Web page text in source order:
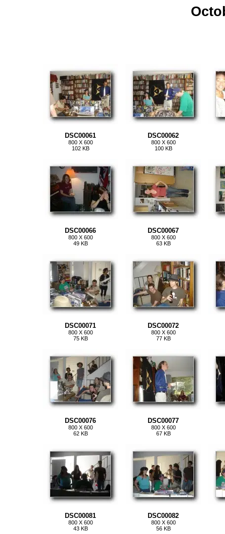
DSC00061
800 X 600
102 KB
DSC00062
800 X 600
100 KB
DSC00066
800 X 600
49 KB
DSC00067
800 X 600
63 KB
DSC00071
800 X 600
75 KB
DSC00072
800 X 600
77 KB
DSC00076
800 X 600
62 KB
DSC00077
800 X 600
67 KB
DSC00081
800 X 600
43 KB
DSC00082
800 X 600
56 KB